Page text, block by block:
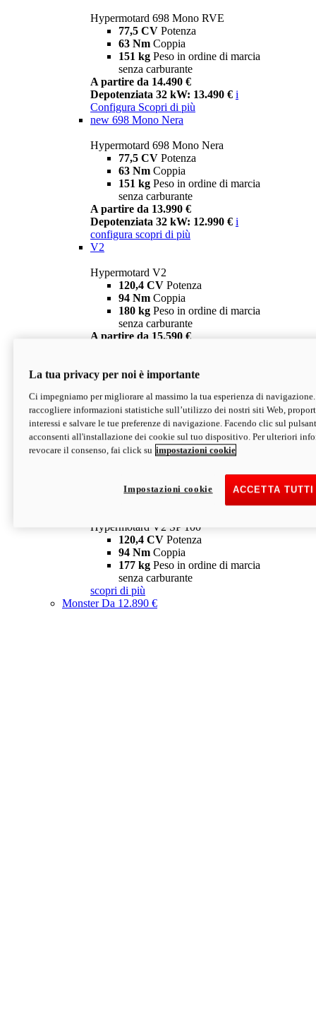
Hypermotard 698 Mono RVE
77,5 CV Potenza
63 Nm Coppia
151 kg Peso in ordine di marcia
senza carburante
A partire da 14.490 €
Depotenziata 32 kW: 13.490 € i
Configura Scopri di più
new 698 Mono Nera
Hypermotard 698 Mono Nera
77,5 CV Potenza
63 Nm Coppia
151 kg Peso in ordine di marcia
senza carburante
A partire da 13.990 €
Depotenziata 32 kW: 12.990 € i
configura scopri di più
V2
Hypermotard V2
120,4 CV Potenza
94 Nm Coppia
180 kg Peso in ordine di marcia
senza carburante
A partire da 15.590 €
V2 SP
Hypermotard V2 SP
120,4 CVPotenza
94 NmCoppia
177 kgPeso in ordine di marcia
senza carburante
Depotenziata 35 kW: 18.890 € i
configura scopri di più
Hypermotard V2 SP 100
120,4 CV Potenza
94 Nm Coppia
177 kg Peso in ordine di marcia
senza carburante
scopri di più
MonsterDa 12.890 €
La tua privacy per noi è importante
Ci impegniamo per migliorare al massimo la tua esperienza di
raccogliere informazioni statistiche sull’utilizzo dei nostri siti Web,
interessi e salvare le tue preferenze di navigazione. Facendo clic sul
acconsenti all'installazione dei cookie sul tuo dispositivo. Per ulteriori
revocare il consenso, fai click su impostazioni cookie
ACCETTA
Impostazioni cookie